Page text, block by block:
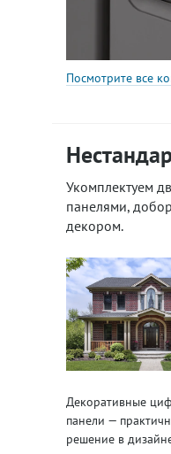
Посмотрите все
Укомплектуем
панелями,
декором.
Декоративные
панели —
решение в